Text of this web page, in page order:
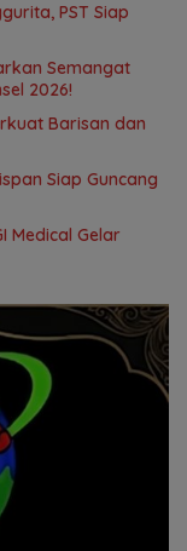
PST Siap
Semangat
2026!
Barisan dan
Siap Guncang
Medical Gelar